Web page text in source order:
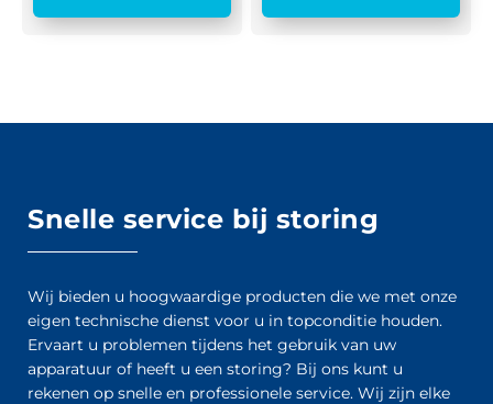
Snelle service bij storing
Wij bieden u hoogwaardige producten die we met onze
eigen technische dienst voor u in topconditie houden.
Ervaart u problemen tijdens het gebruik van uw
apparatuur of heeft u een storing? Bij ons kunt u
rekenen op snelle en professionele service. Wij zijn elke